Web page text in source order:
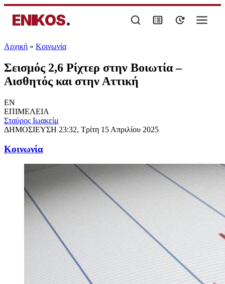
ENIKOS.
Αρχική » Κοινωνία
Σεισμός 2,6 Ρίχτερ στην Βοιωτία –
Αισθητός και στην Αττική
EN
ΕΠΙΜΕΛΕΙΑ
Σταύρος Ιωακείμ
ΔΗΜΟΣΙΕΥΣΗ 23:32, Τρίτη 15 Απριλίου 2025
Κοινωνία